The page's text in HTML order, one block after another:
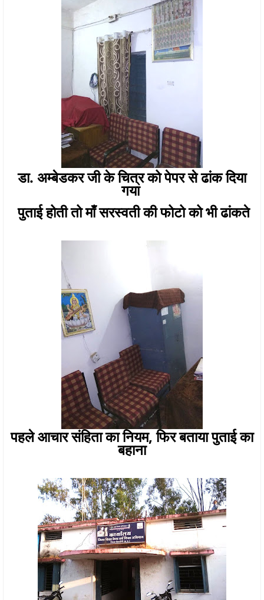
डा. अम्बेडकर जी के चित्र को पेपर से ढांक दिया
गया
पुताई होती तो माँ सरस्वती की फोटो को भी ढांकते
पहले आचार संहिता का नियम, फिर बताया पुताई का
बहाना